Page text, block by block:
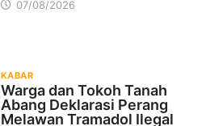
07/08/2026
KABAR
Warga dan Tokoh Tanah
Abang Deklarasi Perang
Melawan Tramadol Ilegal